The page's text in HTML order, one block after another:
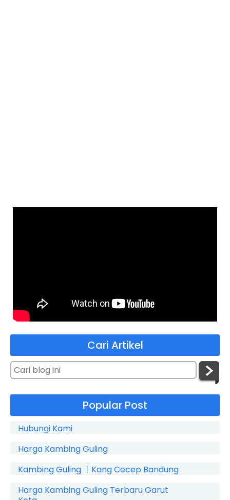
Cari Artikel
Popular Post
Hubungi Kami
Harga Kambing Guling
Kambing Guling 丨Kang Cecep Bandung
Harga Kambing Guling Terbaru Garut